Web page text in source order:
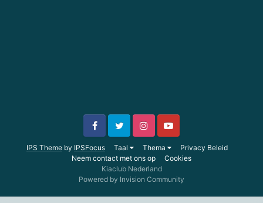
IPS Theme by IPSFocus Taal Thema
Privacy Beleid
Neem contact met ons op
Cookies
Kiaclub Nederland
Powered by Invision Community